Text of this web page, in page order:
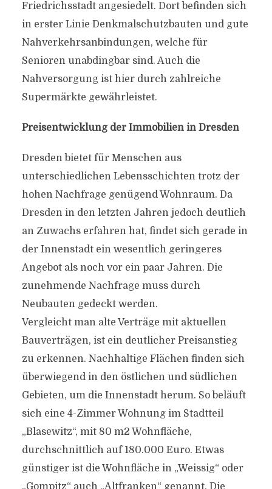
Friedrichsstadt angesiedelt. Dort befinden sich
in erster Linie Denkmalschutzbauten und gute
Nahverkehrsanbindungen, welche für
Senioren unabdingbar sind. Auch die
Nahversorgung ist hier durch zahlreiche
Supermärkte gewährleistet.
Preisentwicklung der Immobilien in Dresden
Dresden bietet für Menschen aus
unterschiedlichen Lebensschichten trotz der
hohen Nachfrage genügend Wohnraum. Da
Dresden in den letzten Jahren jedoch deutlich
an Zuwachs erfahren hat, findet sich gerade in
der Innenstadt ein wesentlich geringeres
Angebot als noch vor ein paar Jahren. Die
zunehmende Nachfrage muss durch
Neubauten gedeckt werden.
Vergleicht man alte Verträge mit aktuellen
Bauverträgen, ist ein deutlicher Preisanstieg
zu erkennen. Nachhaltige Flächen finden sich
überwiegend in den östlichen und südlichen
Gebieten, um die Innenstadt herum. So beläuft
sich eine 4-Zimmer Wohnung im Stadtteil
„Blasewitz“, mit 80 m2 Wohnfläche,
durchschnittlich auf 180.000 Euro. Etwas
günstiger ist die Wohnfläche in „Weissig“ oder
„Gompitz“ auch „Altfranken“ genannt. Die